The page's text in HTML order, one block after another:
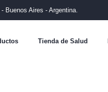
Buenos Aires - Argentina.
Tienda de Salud